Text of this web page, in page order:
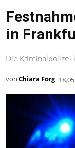
in
Die Kriminalpolizei
von Chiara Forg